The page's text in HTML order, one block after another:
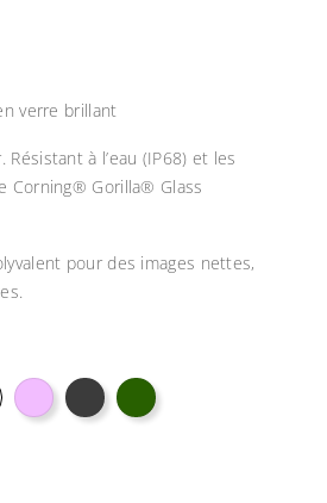
verre brillant
à l’eau (IP68) et les
Corning® Gorilla® Glass
pour des images nettes,